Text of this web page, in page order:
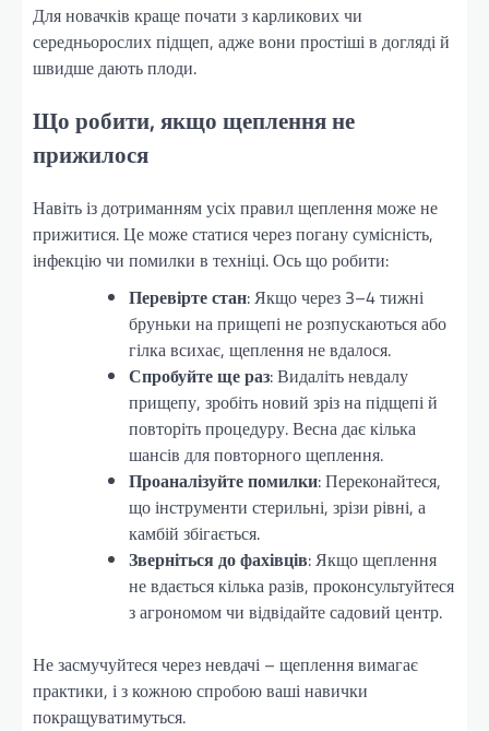
Для новачків краще почати з карликових чи
середньорослих підщеп, адже вони простіші в догляді й
швидше дають плоди.
Що робити, якщо щеплення не
прижилося
Навіть із дотриманням усіх правил щеплення може не
прижитися. Це може статися через погану сумісність,
інфекцію чи помилки в техніці. Ось що робити:
Перевірте стан: Якщо через 3–4 тижні
бруньки на прищепі не розпускаються або
гілка всихає, щеплення не вдалося.
Спробуйте ще раз: Видаліть невдалу
прищепу, зробіть новий зріз на підщепі й
повторіть процедуру. Весна дає кілька
шансів для повторного щеплення.
Проаналізуйте помилки: Переконайтеся,
що інструменти стерильні, зрізи рівні, а
камбій збігається.
Зверніться до фахівців: Якщо щеплення
не вдається кілька разів, проконсультуйтеся
з агрономом чи відвідайте садовий центр.
Не засмучуйтеся через невдачі – щеплення вимагає
практики, і з кожною спробою ваші навички
покращуватимуться.